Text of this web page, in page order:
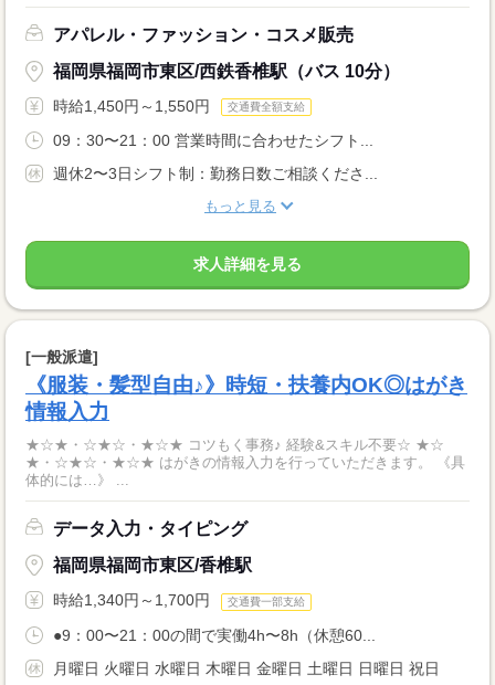
アパレル・ファッション・コスメ販売
福岡県福岡市東区/西鉄香椎駅（バス 10分）
時給1,450円～1,550円 交通費全額支給
09：30〜21：00 営業時間に合わせたシフト...
週休2〜3日シフト制：勤務日数ご相談くださ...
もっと見る
求人詳細を見る
[一般派遣]
《服装・髪型自由♪》時短・扶養内OK◎はがき
情報入力
★☆★・☆★☆・★☆★ コツもく事務♪ 経験&スキル不要☆ ★☆
★・☆★☆・★☆★ はがきの情報入力を行っていただきます。 《具
体的には…》 ...
データ入力・タイピング
福岡県福岡市東区/香椎駅
時給1,340円～1,700円 交通費一部支給
●9：00〜21：00の間で実働4h〜8h（休憩60...
月曜日 火曜日 水曜日 木曜日 金曜日 土曜日 日曜日 祝日